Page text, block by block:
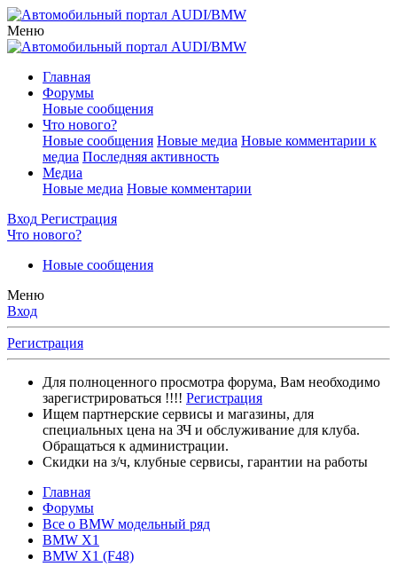
Меню
Главная
Форумы
Новые сообщения
Что нового?
Новые сообщения Новые медиа Новые комментарии к
медиа Последняя активность
Медиа
Новые медиа Новые комментарии
Вход Регистрация
Что нового?
Новые сообщения
Меню
Вход
Регистрация
Для полноценного просмотра форума, Вам необходимо
зарегистрироваться !!!! Регистрация
Ищем партнерские сервисы и магазины, для
специальных цена на ЗЧ и обслуживание для клуба.
Обращаться к администрации.
Скидки на з/ч, клубные сервисы, гарантии на работы
Главная
Форумы
Все о BMW модельный ряд
BMW X1
BMW X1 (F48)